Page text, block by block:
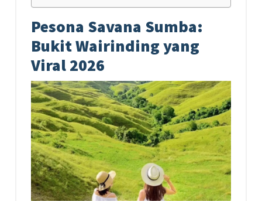
Pesona Savana Sumba:
Bukit Wairinding yang
Viral 2026